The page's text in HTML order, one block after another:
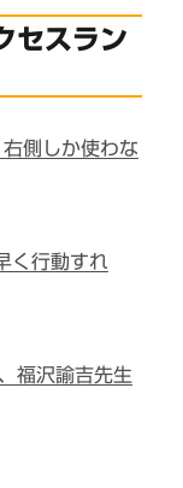
セスラン
側しか使わな
く行動すれ
福沢諭吉先生